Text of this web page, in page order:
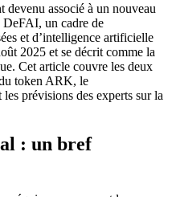
associé à un nouveau
un cadre de
et d’intelligence artificielle
2025 et se décrit comme la
Cet article couvre les deux
token ARK, le
prévisions des experts sur la
: un bref